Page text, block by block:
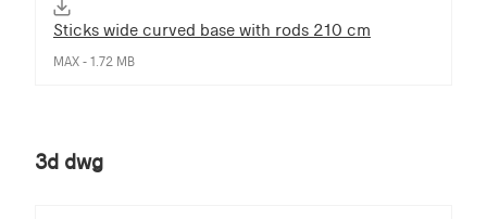
Sticks wide curved base with rods 210 cm
MAX - 1.72 MB
3d dwg